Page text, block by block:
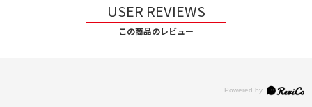
USER REVIEWS
この商品のレビュー